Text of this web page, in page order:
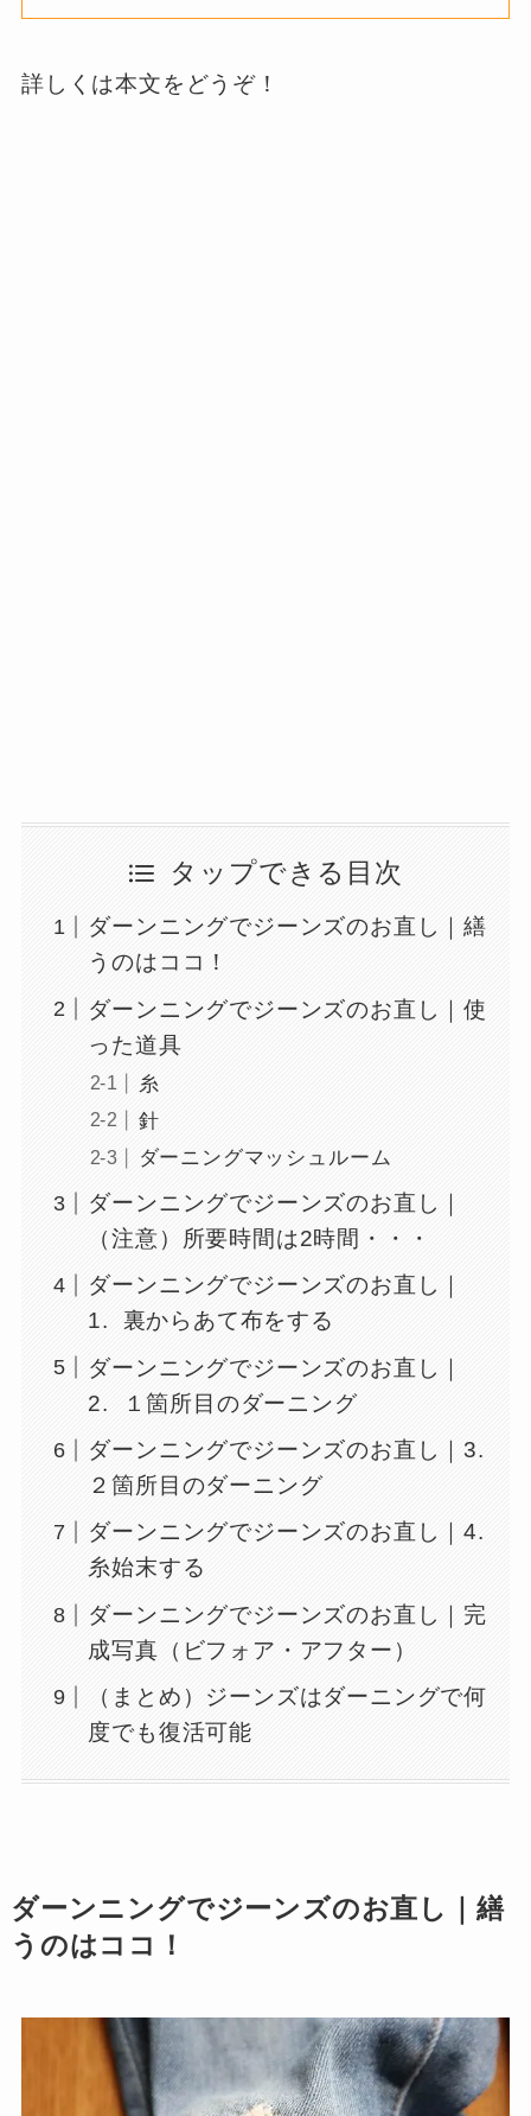
詳しくは本文をどうぞ！
タップできる目次
ダーンニングでジーンズのお直し｜繕
うのはココ！
ダーンニングでジーンズのお直し｜使
った道具
糸
針
ダーニングマッシュルーム
ダーンニングでジーンズのお直し｜
（注意）所要時間は2時間・・・
ダーンニングでジーンズのお直し｜
1. 裏からあて布をする
ダーンニングでジーンズのお直し｜
2. １箇所目のダーニング
ダーンニングでジーンズのお直し｜3.
２箇所目のダーニング
ダーンニングでジーンズのお直し｜4.
糸始末する
ダーンニングでジーンズのお直し｜完
成写真（ビフォア・アフター）
（まとめ）ジーンズはダーニングで何
度でも復活可能
ダーンニングでジーンズのお直し｜繕
うのはココ！